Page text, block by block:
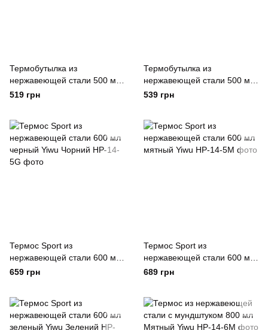
Термобутылка из
нержавеющей стали 500 мл
розовый металлик Yiwu
519 грн
Термобутылка из
нержавеющей стали 500 мл
металлик Yiwu
539 грн
Термос Sport из
нержавеющей стали 600 мл
черный Yiwu Чорний
659 грн
Термос Sport из
нержавеющей стали 600 мл
мятный Yiwu
689 грн